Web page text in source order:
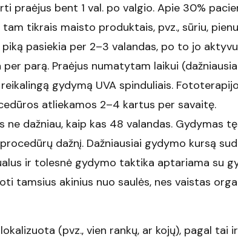
praėjus bent 1 val. po valgio. Apie 30%
tikrais maisto produktais, pvz., sūriu,
pasiekia per 2–3 valandas, po to jo
parą. Praėjus numatytam laikui
gydymą UVA spinduliais.
atliekamos 2–4 kartus per savaitę.
dažniau, kaip kas 48 valandas. Gydymas
dažnį. Dažniausiai gydymo kursą
ir tolesnė gydymo taktika aptariama su
tamsius akinius nuo saulės, nes vaistas
(pvz., vien rankų, ar kojų), pagal tai ir